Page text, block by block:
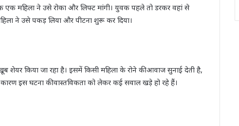
एक महिला ने उसे रोका और लिफ्ट मांगी। युवक पहले तो डरकर वहां से
ने उसे पकड़ लिया और पीटना शुरू कर दिया।
शेयर किया जा रहा है। इसमें किसी महिला के रोने की आवाज सुनाई देती है,
कारण इस घटना की वास्तविकता को लेकर कई सवाल खड़े हो रहे हैं।